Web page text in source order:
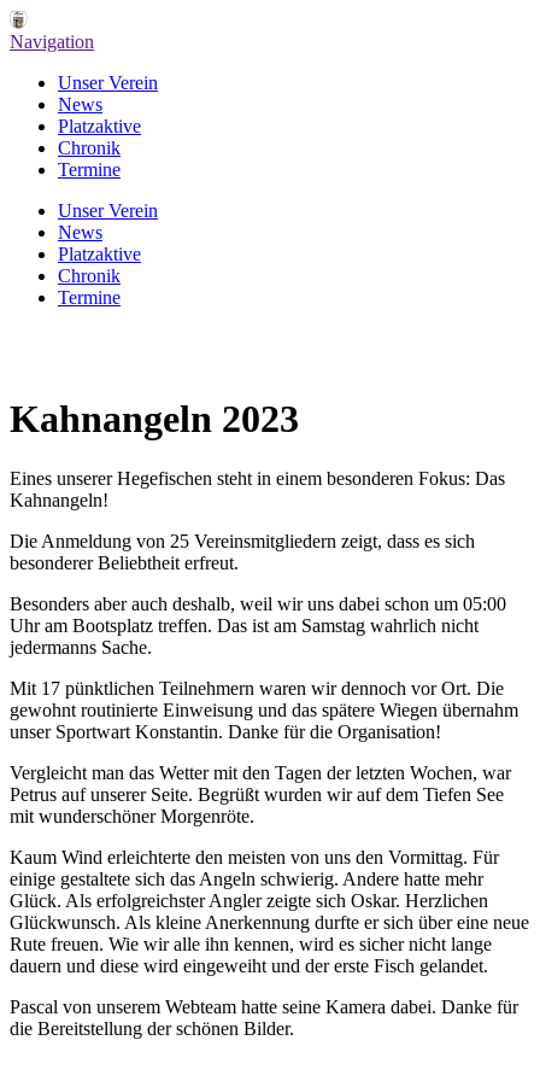
Navigation
Unser Verein
News
Platzaktive
Chronik
Termine
Unser Verein
News
Platzaktive
Chronik
Termine
Kahnangeln 2023
Eines unserer Hegefischen steht in einem besonderen Fokus: Das
Kahnangeln!
Die Anmeldung von 25 Vereinsmitgliedern zeigt, dass es sich
besonderer Beliebtheit erfreut.
Besonders aber auch deshalb, weil wir uns dabei schon um 05:00
Uhr am Bootsplatz treffen. Das ist am Samstag wahrlich nicht
jedermanns Sache.
Mit 17 pünktlichen Teilnehmern waren wir dennoch vor Ort. Die
gewohnt routinierte Einweisung und das spätere Wiegen übernahm
unser Sportwart Konstantin. Danke für die Organisation!
Vergleicht man das Wetter mit den Tagen der letzten Wochen, war
Petrus auf unserer Seite. Begrüßt wurden wir auf dem Tiefen See
mit wunderschöner Morgenröte.
Kaum Wind erleichterte den meisten von uns den Vormittag. Für
einige gestaltete sich das Angeln schwierig. Andere hatte mehr
Glück. Als erfolgreichster Angler zeigte sich Oskar. Herzlichen
Glückwunsch. Als kleine Anerkennung durfte er sich über eine neue
Rute freuen. Wie wir alle ihn kennen, wird es sicher nicht lange
dauern und diese wird eingeweiht und der erste Fisch gelandet.
Pascal von unserem Webteam hatte seine Kamera dabei. Danke für
die Bereitstellung der schönen Bilder.